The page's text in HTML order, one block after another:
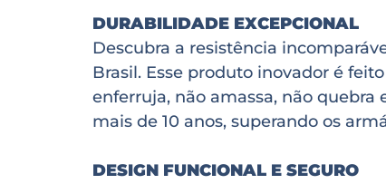
DURABILIDADE EXCEPCIONAL
Descubra a resistência
Brasil. Esse produto inovador é
enferruja, não amassa, não
mais de 10 anos, superando os
DESIGN FUNCIONAL E SEGURO